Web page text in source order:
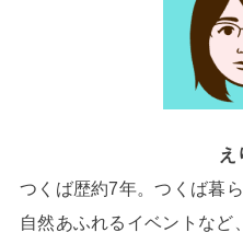
え
つくば歴約7年。つくば暮
自然あふれるイベントなど